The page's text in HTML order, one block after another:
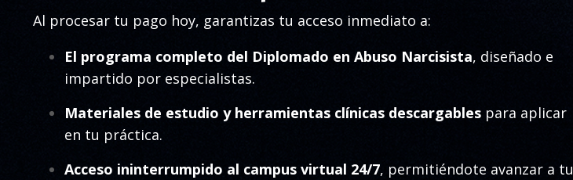
Al procesar tu pago hoy, garantizas tu acceso inmediato a:
El programa completo del Diplomado en Abuso Narcisista, diseñado e
impartido por especialistas.
Materiales de estudio y herramientas clínicas descargables para aplicar
en tu práctica.
Acceso ininterrumpido al campus virtual 24/7, permitiéndote avanzar a tu